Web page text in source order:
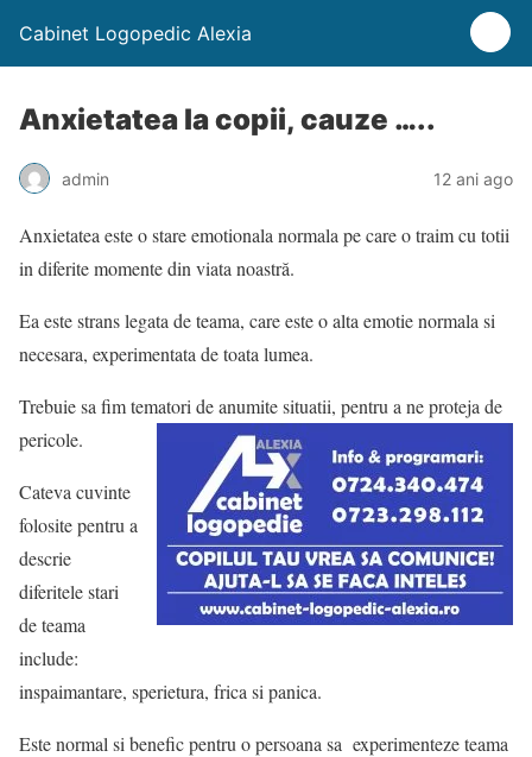
Cabinet Logopedic Alexia
Anxietatea la copii, cauze …..
admin 12 ani ago
Anxietatea este o stare emotionala normala pe care o traim cu totii
in diferite momente din viata noastră.
Ea este strans legata de teama, care este o alta emotie normala si
necesara, experimentata de toata lumea.
Trebuie sa fim tematori de anumite situatii, pentru a ne proteja de
pericole.
Cateva cuvinte
folosite pentru a
descrie
diferitele stari
de teama
include:
inspaimantare, sperietura, frica si panica.
Este normal si benefic pentru o persoana sa experimenteze teama